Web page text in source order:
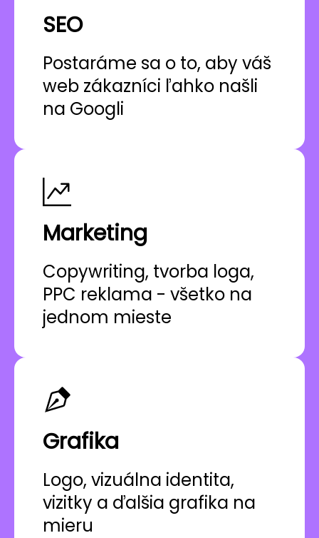
SEO
Postaráme sa o to, aby váš
web zákazníci ľahko našli
na Googli
Marketing
Copywriting, tvorba loga,
PPC reklama - všetko na
jednom mieste
Grafika
Logo, vizuálna identita,
vizitky a ďalšia grafika na
mieru